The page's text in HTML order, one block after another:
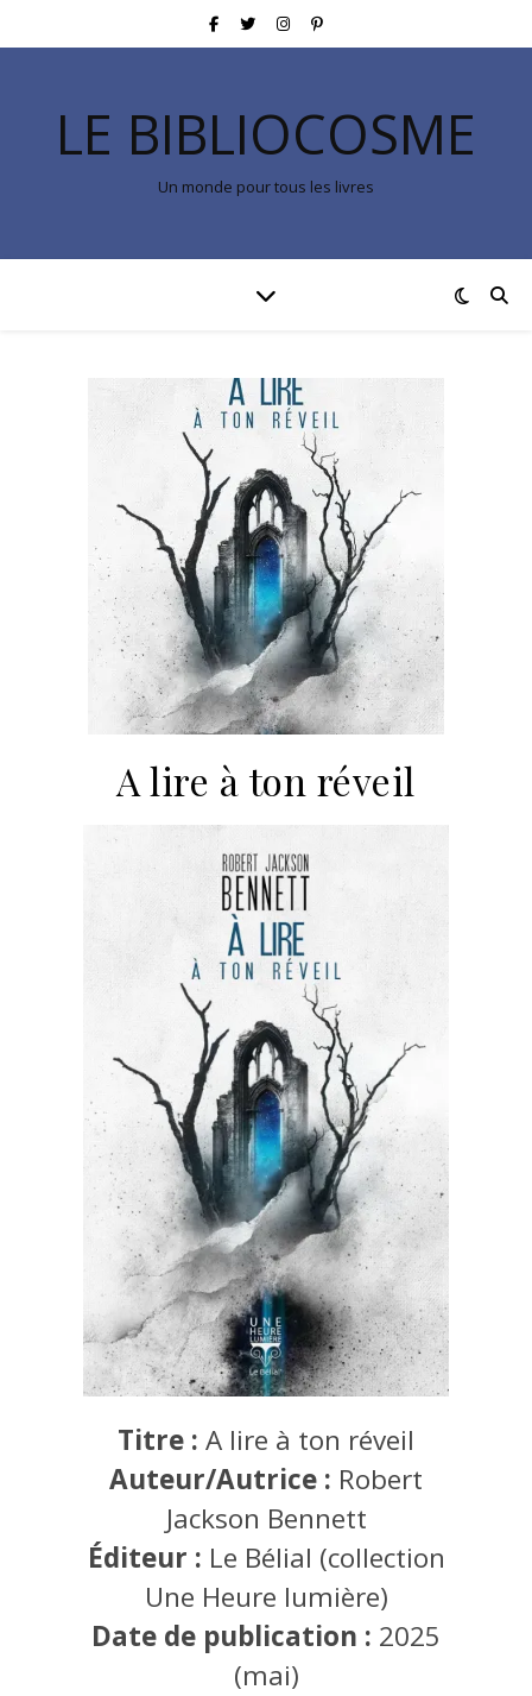
LE BIBLIOCOSME
Un monde pour tous les livres
A lire à ton réveil
Titre : A lire à ton réveil
Auteur/Autrice : Robert
Jackson Bennett
Éditeur : Le Bélial (collection
Une Heure lumière)
Date de publication : 2025
(mai)